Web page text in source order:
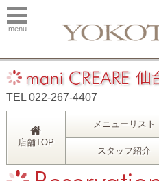
menu
TEL 022-267-4407
店舗TOP
メニューリスト
スタッフ紹介